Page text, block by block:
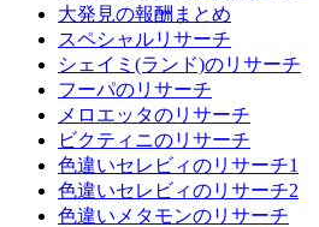
大発見の報酬まとめ
スペシャルリサーチ
シェイミ(ランド)のリサーチ
フーパのリサーチ
メロエッタのリサーチ
ビクティニのリサーチ
色違いセレビィのリサーチ1
色違いセレビィのリサーチ2
色違いメタモンのリサーチ